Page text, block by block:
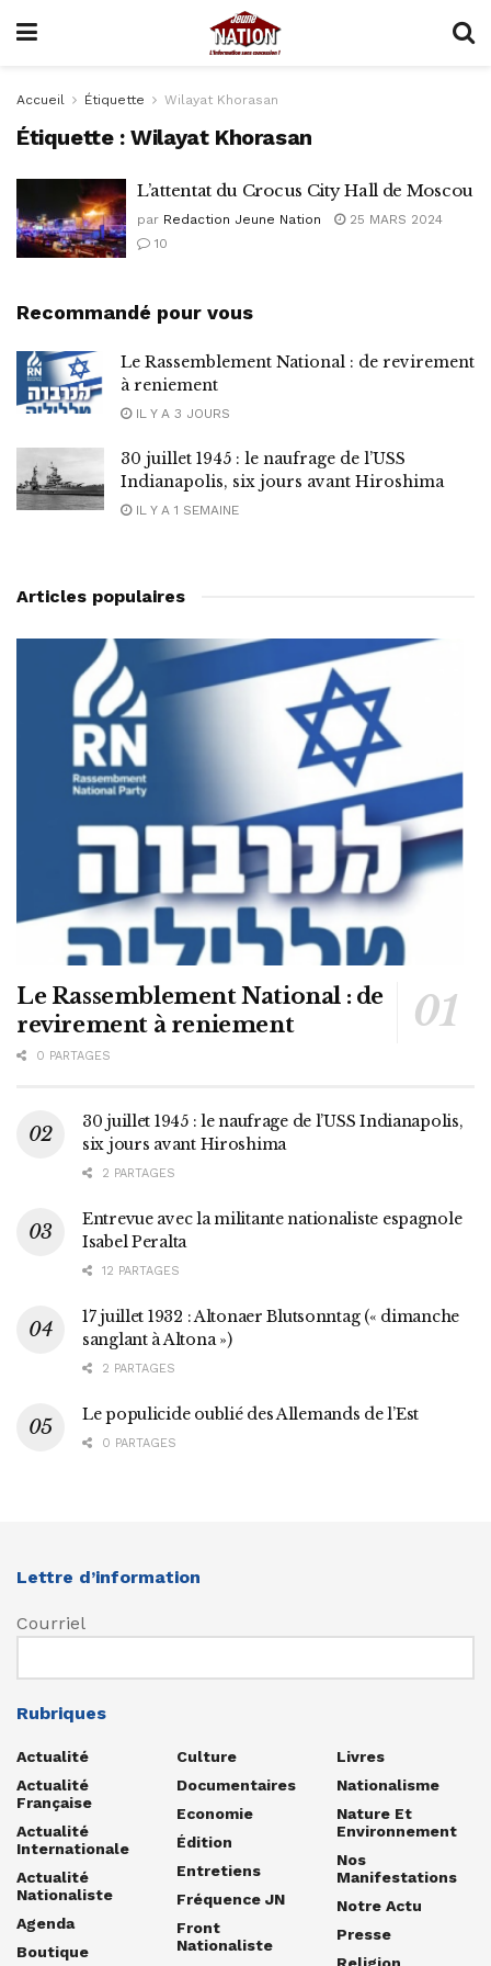
Accueil Étiquette Wilayat Khorasan
Étiquette :Wilayat Khorasan
L’attentat du Crocus City Hall de Moscou
par Redaction Jeune Nation
25 MARS 2024
10
Recommandé pour vous
Le Rassemblement National : de revirement
à reniement
IL Y A 3 JOURS
30 juillet 1945 : le naufrage de l’USS
Indianapolis, six jours avant Hiroshima
IL Y A 1 SEMAINE
Articles populaires
Le Rassemblement National : de
revirement à reniement
0 PARTAGES
30 juillet 1945 : le naufrage de l’USS Indianapolis,
six jours avant Hiroshima
2 PARTAGES
Entrevue avec la militante nationaliste espagnole
Isabel Peralta
12 PARTAGES
17 juillet 1932 : Altonaer Blutsonntag (« dimanche
sanglant à Altona »)
2 PARTAGES
Le populicide oublié des Allemands de l’Est
0 PARTAGES
Lettre d’information
Courriel
Rubriques
Actualité
Actualité
Française
Actualité
Internationale
Actualité
Nationaliste
Agenda
Boutique
Culture
Documentaires
Economie
Édition
Entretiens
Fréquence JN
Front
Nationaliste
Livres
Nationalisme
Nature Et
Environnement
Nos
Manifestations
Notre Actu
Presse